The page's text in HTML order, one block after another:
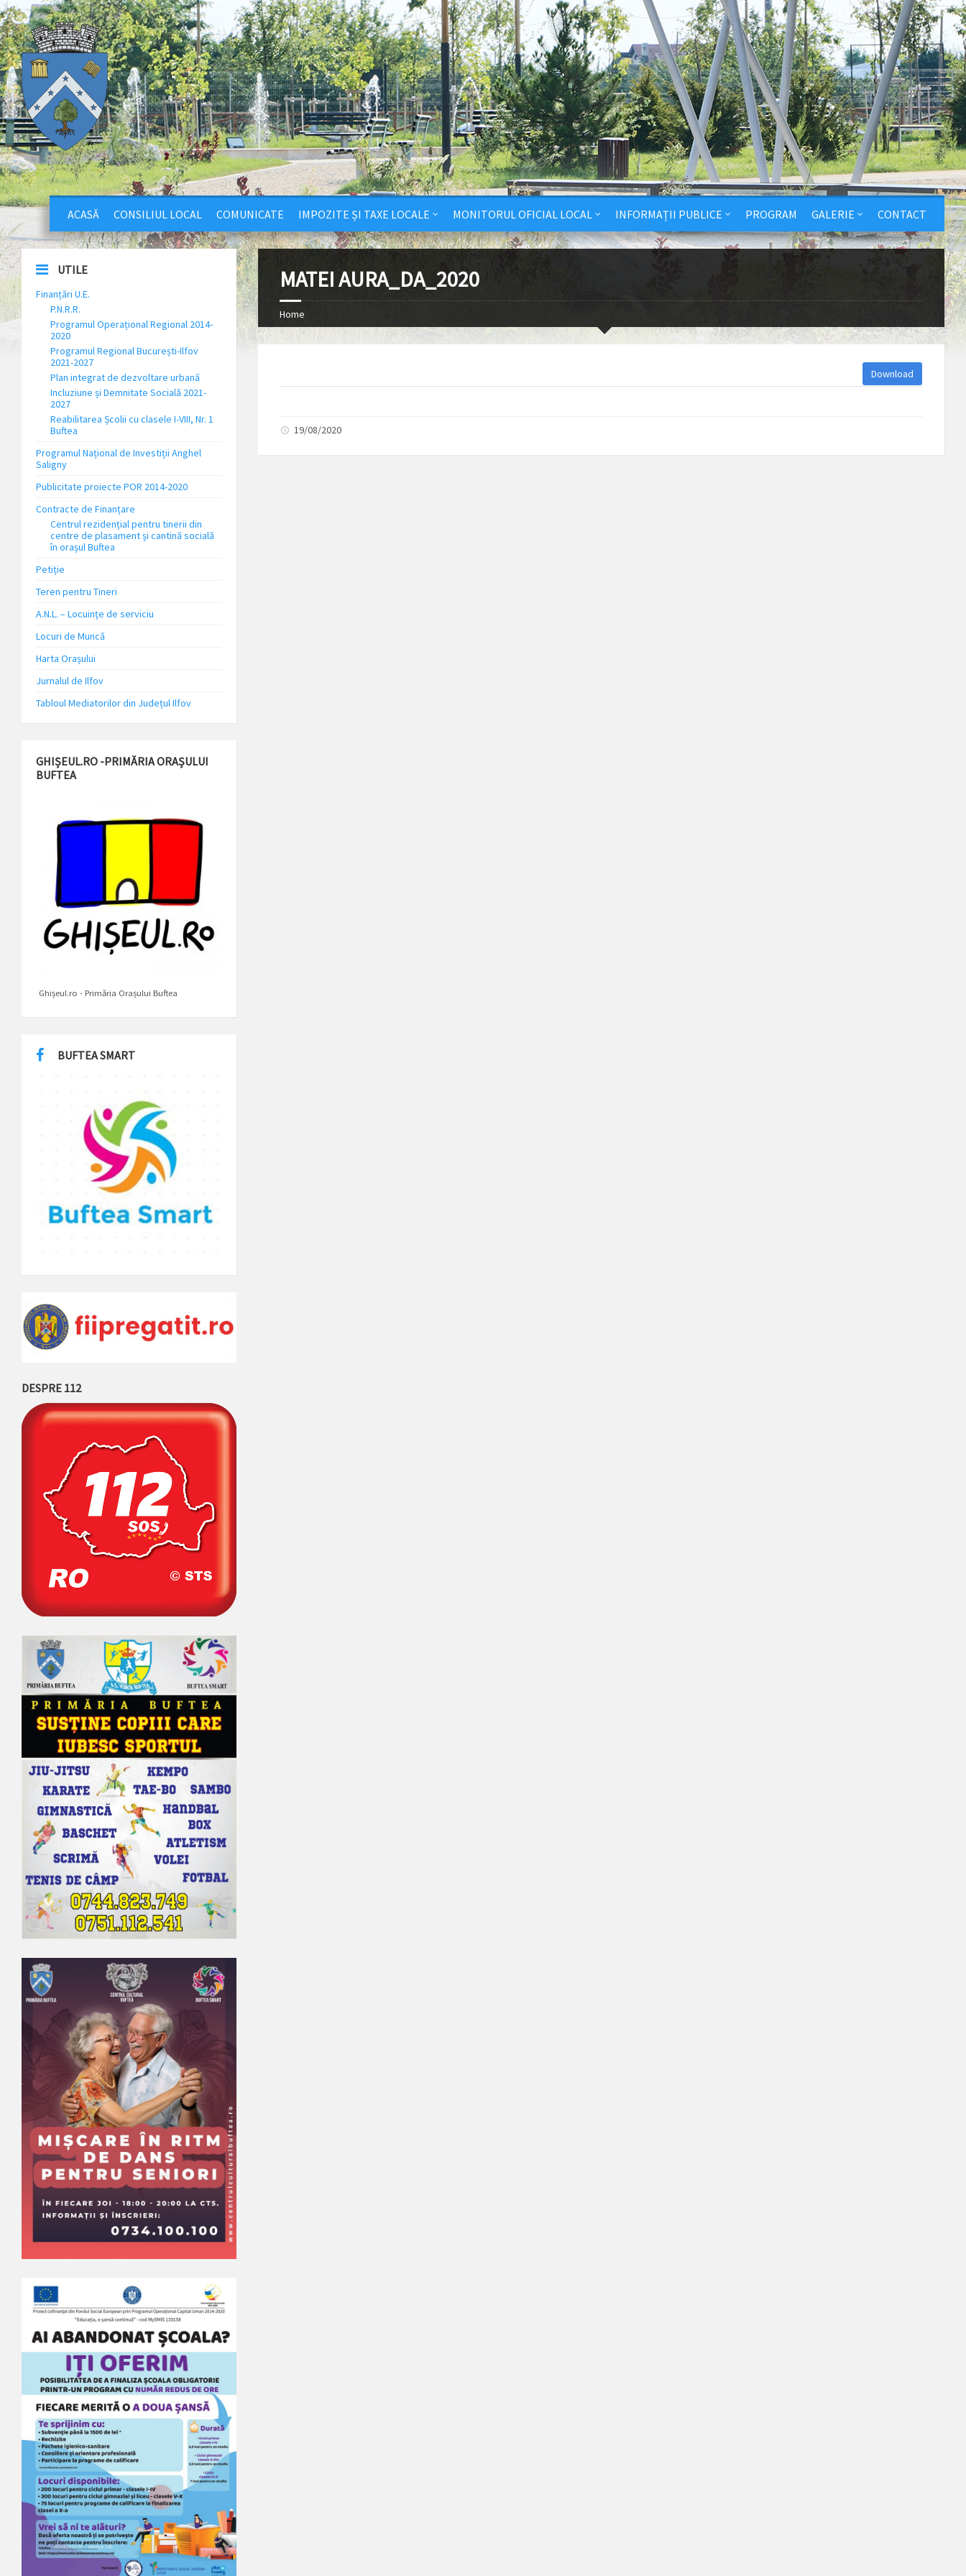
ACASĂ CONSILIUL LOCAL COMUNICATE IMPOZITE ȘI TAXE LOCALE MONITORUL OFICIAL LOCAL INFORMAȚII PUBLICE PROGRAM GALERIE CONTACT
MATEI AURA_DA_2020
Home
Download
19/08/2020
UTILE
Finanțări U.E.
P.N.R.R.
Programul Operațional Regional 2014-
2020
Programul Regional București-Ilfov
2021-2027
Plan integrat de dezvoltare urbană
Incluziune și Demnitate Socială 2021-
2027
Reabilitarea Școlii cu clasele I-VIII, Nr. 1
Buftea
Programul Național de Investiții Anghel
Saligny
Publicitate proiecte POR 2014-2020
Contracte de Finanțare
Centrul rezidențial pentru tinerii din
centre de plasament și cantină socială
în orașul Buftea
Petiție
Teren pentru Tineri
A.N.L. – Locuinţe de serviciu
Locuri de Muncă
Harta Orașului
Jurnalul de Ilfov
Tabloul Mediatorilor din Județul Ilfov
GHIȘEUL.RO -PRIMĂRIA ORAȘULUI
BUFTEA
Ghișeul.ro - Primăria Orașului Buftea
BUFTEA SMART
DESPRE 112